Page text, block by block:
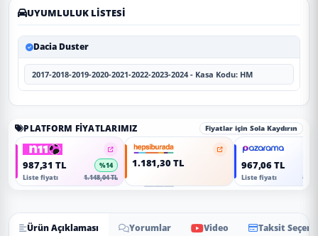
UYUMLULUK LISTESI
Dacia Duster
2017-2018-2019-2020-2021-2022-2023-2024 - Kasa Kodu: HM
PLATFORM FIYATLARIMIZ Fiyatlar için Sola Kaydırın
987,31 TL
%14
Liste fiyatı
1.148,04 TL
1.181,30 TL 967,06 TL
Liste fiyatı
Ürün Açıklaması Yorumlar Video Taksit